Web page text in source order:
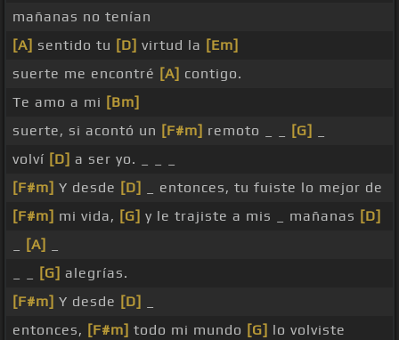
mañanas no tenían
[A] sentido tu [D] virtud la [Em]
suerte me encontré [A] contigo.
Te amo a mi [Bm]
suerte, si acontó un [F#m] remoto _ _ [G]
volví [D] a ser yo. _ _ _
[F#m] Y desde [D]
_ entonces, tu fuiste lo mejor de
[F#m] mi vida, [G] y le trajiste a mis _ mañanas [D]
[A]
[G] alegrías.
[F#m] Y desde [D]
entonces, [F#m] todo mi mundo [G] lo volviste